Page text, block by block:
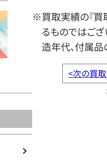
※買取実績の『買
るものではござ
造年代、付属品
<次の買